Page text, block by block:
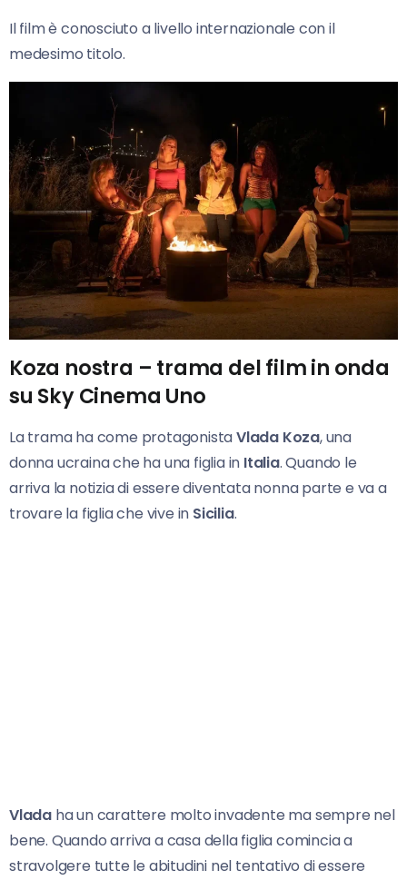
Il film è conosciuto a livello internazionale con il
medesimo titolo.
Koza nostra – trama del film in onda
su Sky Cinema Uno
La trama ha come protagonistaVlada Koza, una
donna ucraina che ha una figlia in Italia. Quando le
arriva la notizia di essere diventata nonna parte e va a
trovare la figlia che vive in Sicilia.
Vlada ha un carattere molto invadente ma sempre nel
bene. Quando arriva a casa della figlia comincia a
stravolgere tutte le abitudini nel tentativo di essere